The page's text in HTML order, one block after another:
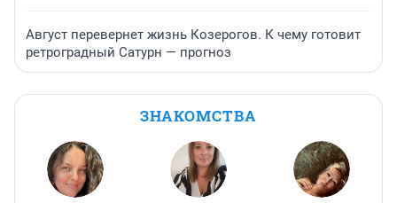
Август перевернет жизнь Козерогов. К чему готовит
ретроградный Сатурн — прогноз
ЗНАКОМСТВА